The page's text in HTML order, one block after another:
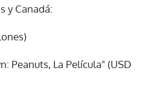
y Canadá:
Peanuts, La Película" (USD